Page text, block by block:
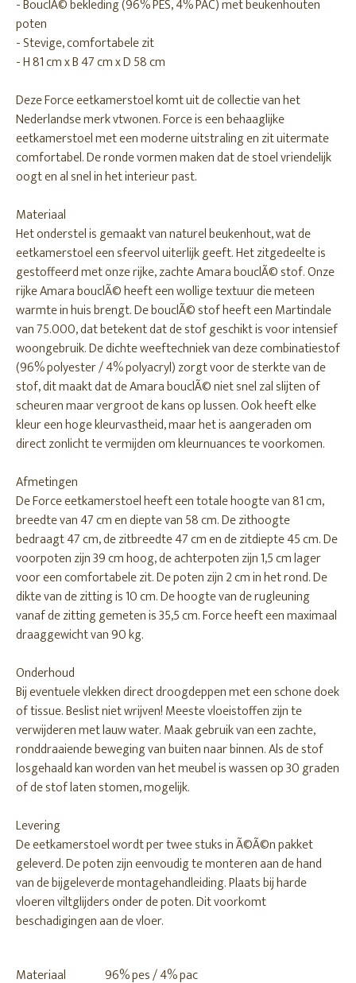
- BouclÃ© bekleding (96% PES, 4% PAC) met beukenhouten
poten
- Stevige, comfortabele zit
- H 81 cm x B 47 cm x D 58 cm
Deze Force eetkamerstoel komt uit de collectie van het
Nederlandse merk vtwonen. Force is een behaaglijke
eetkamerstoel met een moderne uitstraling en zit uitermate
comfortabel. De ronde vormen maken dat de stoel vriendelijk
oogt en al snel in het interieur past.
Materiaal
Het onderstel is gemaakt van naturel beukenhout, wat de
eetkamerstoel een sfeervol uiterlijk geeft. Het zitgedeelte is
gestoffeerd met onze rijke, zachte Amara bouclÃ© stof. Onze
rijke Amara bouclÃ© heeft een wollige textuur die meteen
warmte in huis brengt. De bouclÃ© stof heeft een Martindale
van 75.000, dat betekent dat de stof geschikt is voor intensief
woongebruik. De dichte weeftechniek van deze combinatiestof
(96% polyester / 4% polyacryl) zorgt voor de sterkte van de
stof, dit maakt dat de Amara bouclÃ© niet snel zal slijten of
scheuren maar vergroot de kans op lussen. Ook heeft elke
kleur een hoge kleurvastheid, maar het is aangeraden om
direct zonlicht te vermijden om kleurnuances te voorkomen.
Afmetingen
De Force eetkamerstoel heeft een totale hoogte van 81 cm,
breedte van 47 cm en diepte van 58 cm. De zithoogte
bedraagt 47 cm, de zitbreedte 47 cm en de zitdiepte 45 cm. De
voorpoten zijn 39 cm hoog, de achterpoten zijn 1,5 cm lager
voor een comfortabele zit. De poten zijn 2 cm in het rond. De
dikte van de zitting is 10 cm. De hoogte van de rugleuning
vanaf de zitting gemeten is 35,5 cm. Force heeft een maximaal
draaggewicht van 90 kg.
Onderhoud
Bij eventuele vlekken direct droogdeppen met een schone doek
of tissue. Beslist niet wrijven! Meeste vloeistoffen zijn te
verwijderen met lauw water. Maak gebruik van een zachte,
ronddraaiende beweging van buiten naar binnen. Als de stof
losgehaald kan worden van het meubel is wassen op 30 graden
of de stof laten stomen, mogelijk.
Levering
De eetkamerstoel wordt per twee stuks in Ã©Ã©n pakket
geleverd. De poten zijn eenvoudig te monteren aan de hand
van de bijgeleverde montagehandleiding. Plaats bij harde
vloeren viltglijders onder de poten. Dit voorkomt
beschadigingen aan de vloer.
Materiaal
96% pes / 4% pac